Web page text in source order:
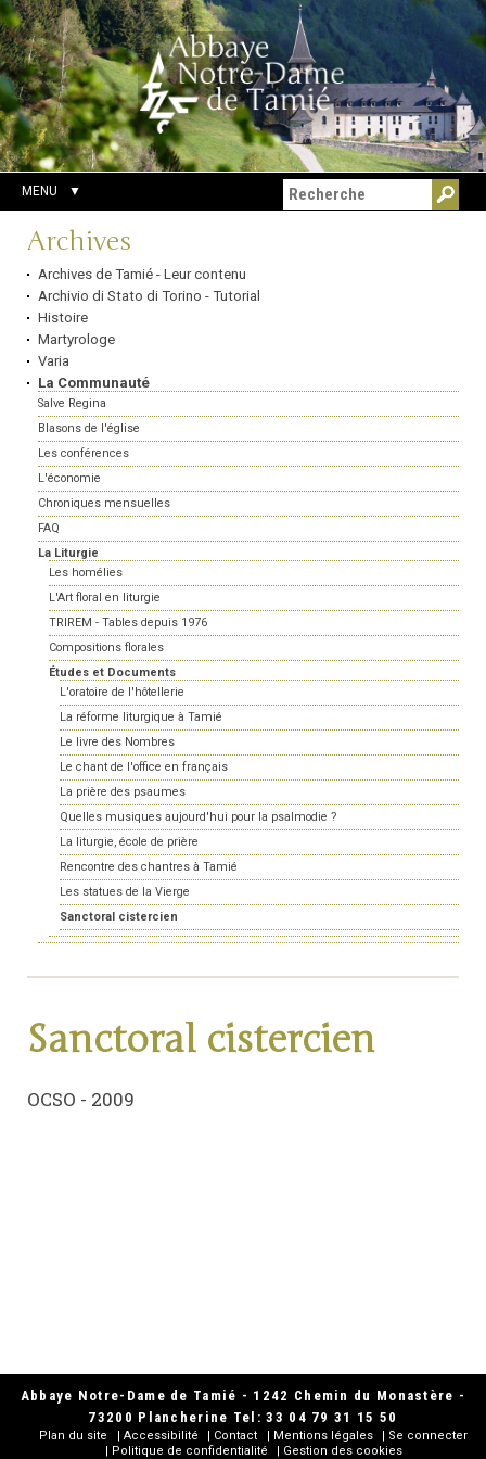
Aller
au
contenu.
|
Aller
à
la
navigation
Outils
personnels
Chercher par
Recherche
avancée…
MENU
Navigation
Archives
Archives de Tamié - Leur contenu
Archivio di Stato di Torino - Tutorial
Histoire
Martyrologe
Varia
La Communauté
Salve Regina
Blasons de l'église
Les conférences
L'économie
Chroniques mensuelles
FAQ
La Liturgie
Les homélies
L'Art floral en liturgie
TRIREM - Tables depuis 1976
Compositions florales
Études et Documents
L'oratoire de l'hôtellerie
La réforme liturgique à Tamié
Le livre des Nombres
Le chant de l'office en français
La prière des psaumes
Quelles musiques aujourd'hui pour la psalmodie ?
La liturgie, école de prière
Rencontre des chantres à Tamié
Les statues de la Vierge
Sanctoral cistercien
Sanctoral cistercien
OCSO - 2009
Abbaye Notre-Dame de Tamié - 1242 Chemin du Monastère -
73200 Plancherine Tel: 33 04 79 31 15 50
Plan du site Accessibilité Contact Mentions légales
Se connecter
Politique de confidentialité
Gestion des cookies